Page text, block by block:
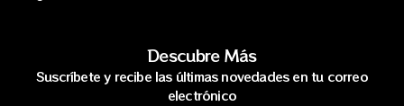
Descubre Más
Suscríbete y recibe las últimas novedades en tu correo
electrónico